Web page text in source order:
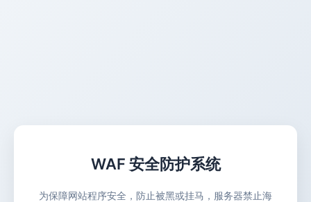
WAF 安全防护系统
为保障网站程序安全，防止被黑或挂马，服务器禁止海